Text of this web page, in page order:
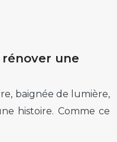
une
baignée de lumière,
histoire. Comme ce